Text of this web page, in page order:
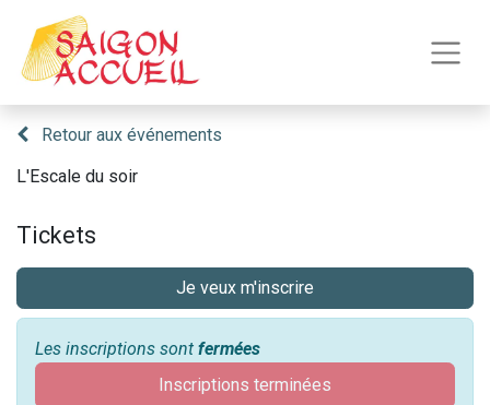
Retour aux événements
L'Escale du soir
Tickets
Je veux m'inscrire
Les inscriptions sont fermées
Inscriptions terminées